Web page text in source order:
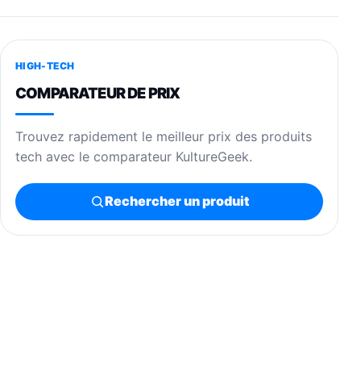
HIGH-TECH
COMPARATEUR DE PRIX
Trouvez rapidement le meilleur prix des produits
tech avec le comparateur KultureGeek.
Rechercher un produit